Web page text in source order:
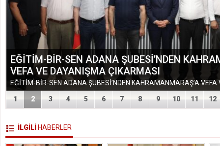
EĞİTİM-BİR-SEN ADANA ŞUBESİ’NDEN
VEFA VE DAYANIŞMA ÇIKARMASI
1 2 3 4 5 6 7 8 9 10 11 12
İLGİLİ HABERLER